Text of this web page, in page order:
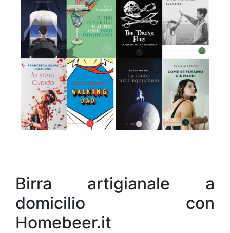
Birra artigianale a
domicilio con
Homebeer.it